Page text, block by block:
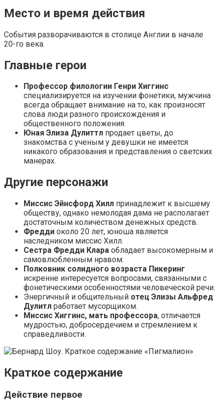
Место и время действия
События разворачиваются в столице Англии в начале
20-го века.
Главные герои
Профессор филологии Генри Хиггинс
специализируется на изучении фонетики, мужчина
всегда обращает внимание на то, как произносят
слова люди разного происхождения и
общественного положения.
Юная Элиза Дулиттл продает цветы, до
знакомства с ученым у девушки не имеется
никакого образования и представления о светских
манерах.
Другие персонажи
Миссис Эйнсфорд Хилл принадлежит к высшему
обществу, однако немолодая дама не располагает
достаточным количеством денежных средств.
Фредди около 20 лет, юноша является
наследником миссис Хилл.
Сестра Фредди Клара обладает высокомерным и
самовлюбленным нравом.
Полковник солидного возраста Пикеринг
искренне интересуется вопросами, связанными с
фонетическими особенностями человеческой речи.
Энергичный и общительный отец Элизы Альфред
Дулитл работает мусорщиком.
Миссис Хиггинс, мать профессора, отличается
мудростью, добросердечием и стремлением к
справедливости.
Краткое содержание
Действие первое